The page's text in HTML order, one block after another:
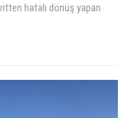
hatalı dönüş yapan